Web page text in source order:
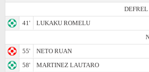
41'
LUKAKU ROMELU
55'
NETO RUAN
58'
MARTINEZ LAUTARO